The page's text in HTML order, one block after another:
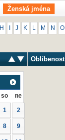
Ženská jména
H J K M N O
Oblíbenost
so ne
1 2
8 9